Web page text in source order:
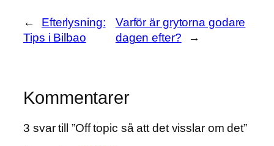
←
Efterlysning:
Tips i Bilbao
Varför är grytorna godare
dagen efter?
→
Kommentarer
3 svar till ”Off topic så att det visslar om det”